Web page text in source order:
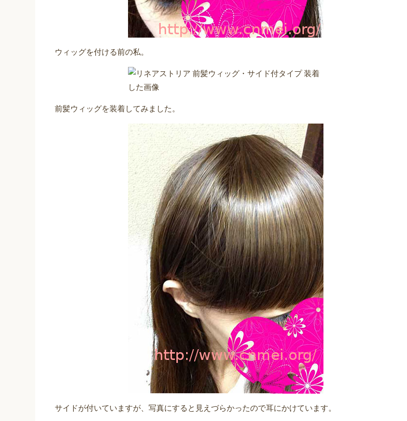
ウィッグを付ける前の私。
前髪ウィッグを装着してみました。
サイドが付いていますが、写真にすると見えづらかったので耳にかけています。